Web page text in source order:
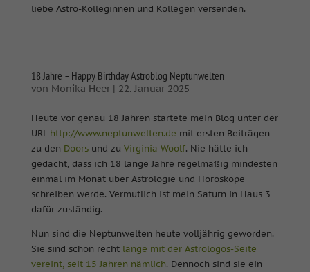
liebe Astro-Kolleginnen und Kollegen versenden.
18 Jahre – Happy Birthday Astroblog Neptunwelten
von Monika Heer| 22. Januar 2025
Heute vor genau 18 Jahren startete mein Blog unter der
URL http://www.neptunwelten.de mit ersten Beiträgen
zu den Doorsund zu Virginia Woolf. Nie hätte ich
gedacht, dass ich 18 lange Jahre regelmäßig mindesten
einmal im Monat über Astrologie und Horoskope
schreiben werde. Vermutlich ist mein Saturn in Haus 3
dafür zuständig.
Nun sind die Neptunwelten heute volljährig geworden.
Sie sind schon recht lange mit der Astrologos-Seite
vereint, seit 15 Jahren nämlich. Dennoch sind sie ein